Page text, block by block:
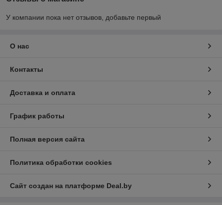
У компании пока нет отзывов, добавьте первый
О нас
Контакты
Доставка и оплата
График работы
Полная версия сайта
Политика обработки cookies
Сайт создан на платформе Deal.by